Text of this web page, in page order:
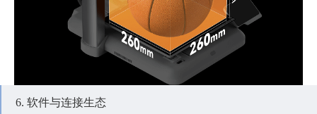
6. 软件与连接生态